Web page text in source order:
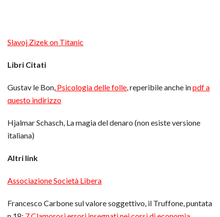
Slavoj Zizek on Titanic
Libri Citati
Gustav le Bon, Psicologia delle folle, reperibile anche inpdf a
questo indirizzo
Hjalmar Schasch, La magia del denaro (non esiste versione
italiana)
Altri link
Associazione Società Libera
Francesco Carbone sul valore soggettivo, il Truffone, puntata